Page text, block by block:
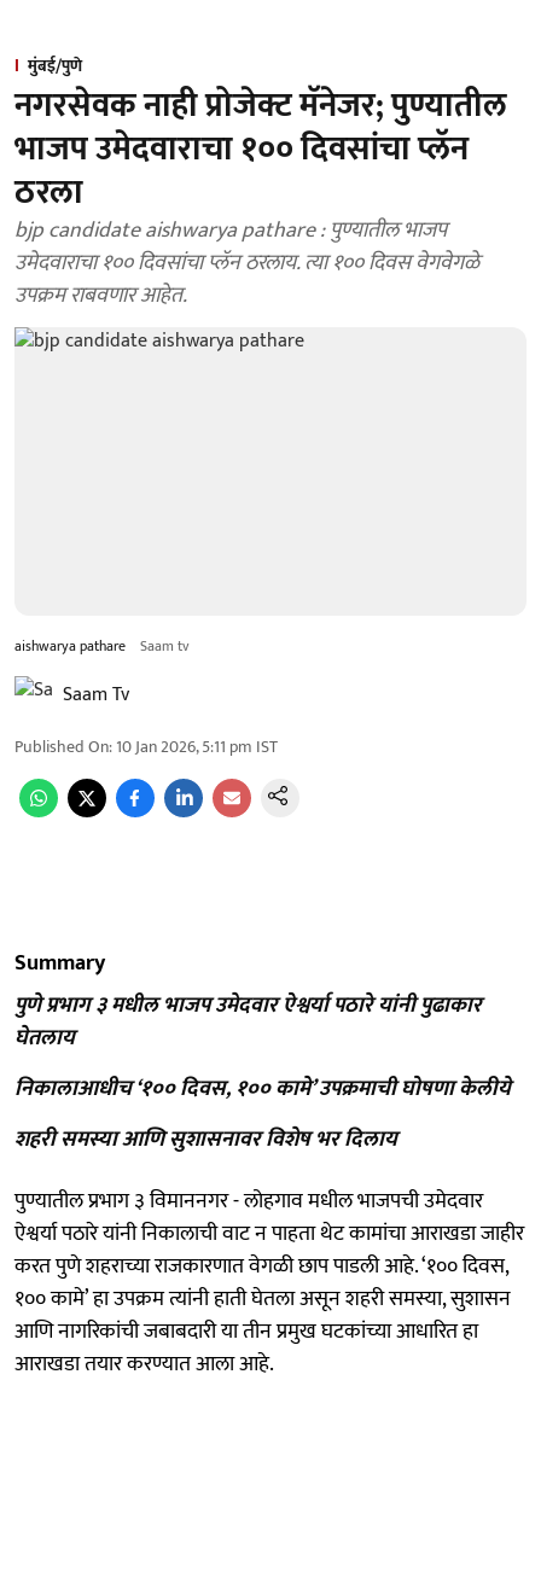
मुंबई/पुणे
नगरसेवक नाही प्रोजेक्ट मॅनेजर; पुण्यातील
भाजप उमेदवाराचा १०० दिवसांचा प्लॅन
ठरला
bjp candidate aishwarya pathare : पुण्यातील भाजप
उमेदवाराचा १०० दिवसांचा प्लॅन ठरलाय. त्या १०० दिवस वेगवेगळे
उपक्रम राबवणार आहेत.
aishwarya pathare Saam tv
Saam Tv
Published On:10 Jan 2026, 5:11 pm IST
Summary
पुणे प्रभाग ३ मधील भाजप उमेदवार ऐश्वर्या पठारे यांनी पुढाकार
घेतलाय
निकालाआधीच ‘१०० दिवस, १०० कामे’ उपक्रमाची घोषणा केलीये
शहरी समस्या आणि सुशासनावर विशेष भर दिलाय
पुण्यातील प्रभाग ३ विमाननगर - लोहगाव मधील भाजपची उमेदवार
ऐश्वर्या पठारे यांनी निकालाची वाट न पाहता थेट कामांचा आराखडा जाहीर
करत पुणे शहराच्या राजकारणात वेगळी छाप पाडली आहे. ‘१०० दिवस,
१०० कामे’ हा उपक्रम त्यांनी हाती घेतला असून शहरी समस्या, सुशासन
आणि नागरिकांची जबाबदारी या तीन प्रमुख घटकांच्या आधारित हा
आराखडा तयार करण्यात आला आहे.